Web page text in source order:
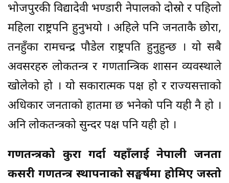
भोजपुरकी विद्यादेवी भण्डारी नेपालको दोस्रो र पहिलो
महिला राष्ट्रपनि हुनुभयो । अहिले पनि जनताकै छोरा,
तनहुँका रामचन्द्र पौडेल राष्ट्रपति हुनुहुन्छ । यो सबै
अवसरहरु लोकतन्त्र र गणतान्त्रिक शासन व्यवस्थाले
खोलेको हो । यो सकारात्मक पक्ष हो र राज्यसत्ताको
अधिकार जनताको हातमा छ भनेको पनि यही नै हो ।
अनि लोकतन्त्रको सुन्दर पक्ष पनि यही हो ।
गणतन्त्रको कुरा गर्दा यहाँलाई नेपाली जनता
कसरी गणतन्त्र स्थापनाको सङ्घर्षमा होमिए जस्तो